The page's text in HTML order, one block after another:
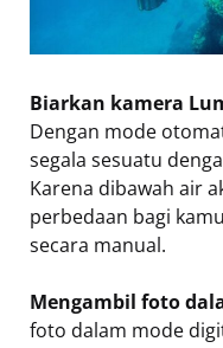
Biarkan kamera
Dengan mode
segala sesuatu
Karena dibawah air
perbedaan bagi
secara manual.
Mengambil foto
foto dalam mode